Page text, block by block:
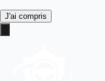
J'ai compris